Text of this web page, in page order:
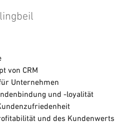
von CRM
Unternehmen
und -loyalität
und des Kundenwerts